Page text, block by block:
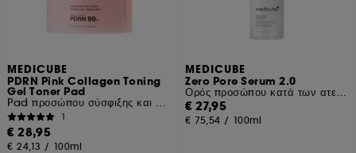
MEDICUBE
PDRN Pink Collagen Toning
Gel Toner Pad
Pad προσώπου σύσφιξης και λάμψης
1
€ 28,95
€ 24,13 / 100ml
MEDICUBE
Zero Pore Serum 2.0
Ορός προσώπου κατά των ατελειών
€ 27,95
€ 75,54 / 100ml